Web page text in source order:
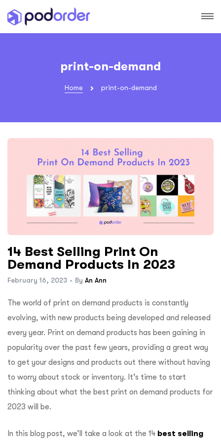
print-on-demand
Home print-on-demand
14 Best Selling Print On
Demand Products In 2023
February 16, 2023 By An Ann
The world of print on demand products is constantly
evolving, with new products being developed and released
every year. Print on demand products has been gaining in
popularity over the past few years, providing a great way
to get your designs and products out there without having
to worry about stock or inventory. It’s time to start
thinking about what the best print on demand products for
2023 will be.
In this blog post, we’ll take a look at the 14 best selling